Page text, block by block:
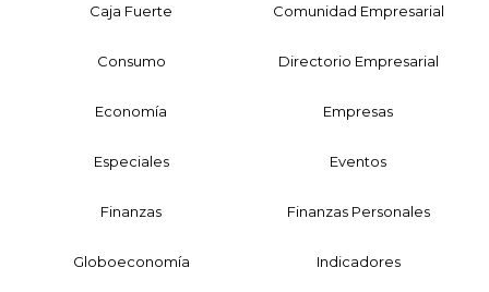
Caja Fuerte Comunidad Empresarial
Consumo Directorio Empresarial
Economía Empresas
Especiales Eventos
Finanzas Finanzas Personales
Globoeconomía Indicadores